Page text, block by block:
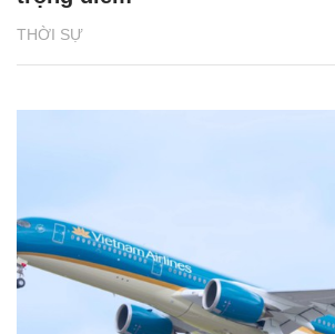
THỜI SỰ